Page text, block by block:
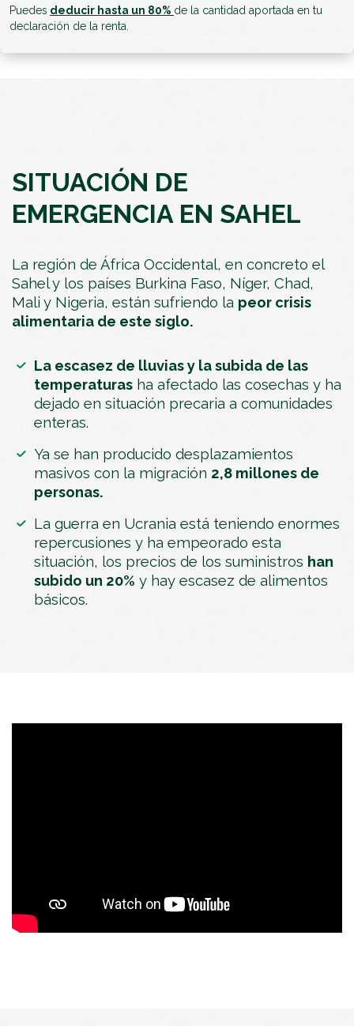
Puedes deducir hasta un 80% de la cantidad aportada en tu
declaración de la renta.
SITUACIÓN DE
EMERGENCIA EN SAHEL
La región de África Occidental, en concreto el
Sahel y los países Burkina Faso, Níger, Chad,
Mali y Nigeria, están sufriendo la peor crisis
alimentaria de este siglo.
La escasez de lluvias y la subida de las
temperaturas ha afectado las cosechas y ha
dejado en situación precaria a comunidades
enteras.
Ya se han producido desplazamientos
masivos con la migración 2,8 millones de
personas.
La guerra en Ucrania está teniendo enormes
repercusiones y ha empeorado esta
situación, los precios de los suministros han
subido un 20% y hay escasez de alimentos
básicos.